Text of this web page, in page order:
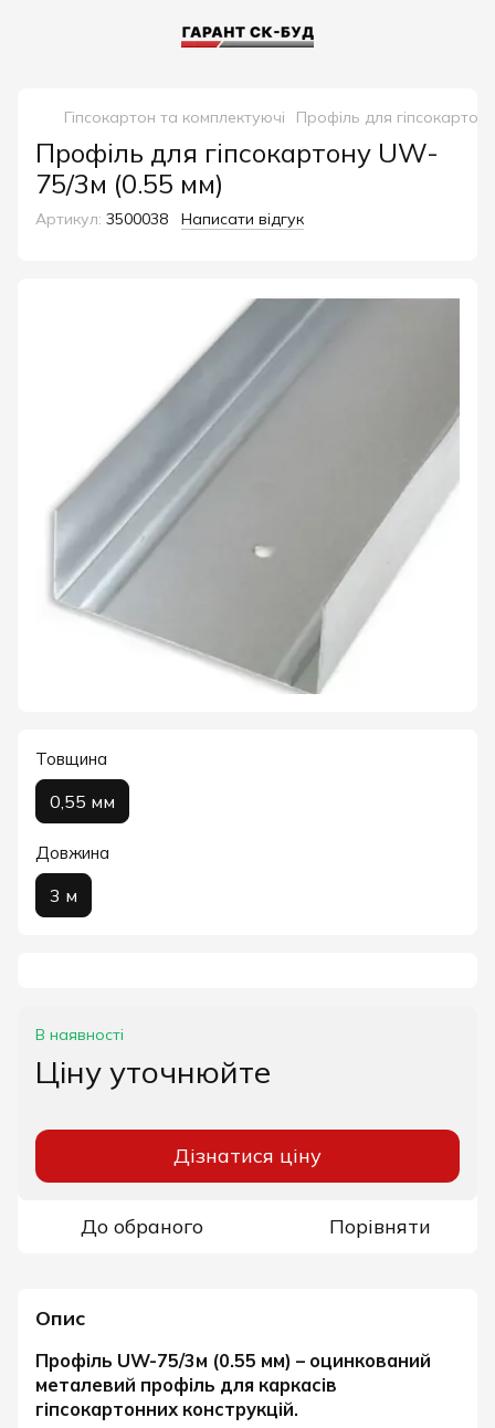
Гіпсокартон та комплектуючі Профіль для гіпсокартону
Профіль для гіпсокартону UW-
75/3м (0.55 мм)
Артикул: 3500038 Написати відгук
Товщина
0,55 мм
Довжина
3 м
В наявності
Ціну уточнюйте
Дізнатися ціну
До обраного Порівняти
Опис
Профіль UW-75/3м (0.55 мм) – оцинкований
металевий профіль для каркасів
гіпсокартонних конструкцій.